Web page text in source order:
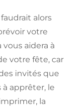
alors
votre
aidera à
votre fête, car
invités que
apprêter, le
la